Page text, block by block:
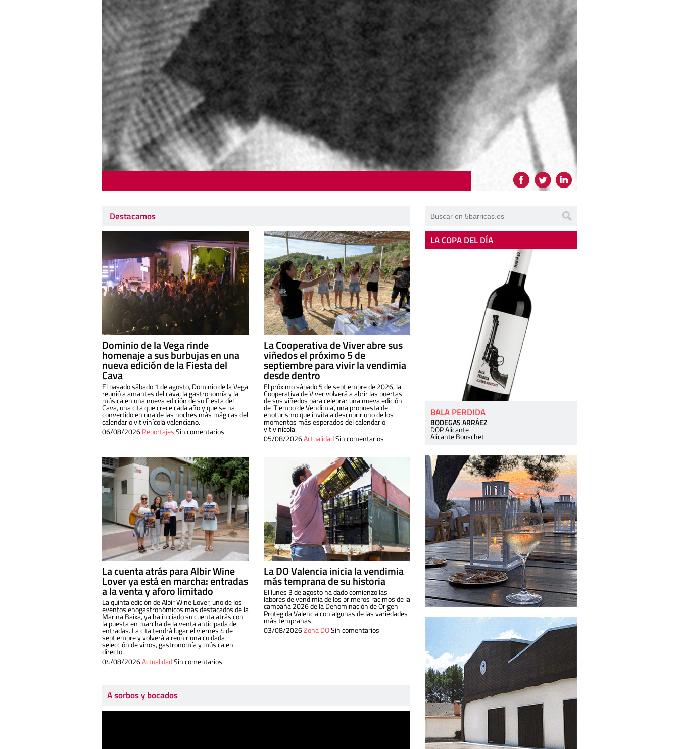
Destacamos
Dominio de la Vega rinde
homenaje a sus burbujas en una
nueva edición de la Fiesta del
Cava
El pasado sábado 1 de agosto, Dominio de la Vega
reunió a amantes del cava, la gastronomía y la
música en una nueva edición de su Fiesta del
Cava, una cita que crece cada año y que se ha
convertido en una de las noches más mágicas del
calendario vitivinícola valenciano.
06/08/2026ReportajesSin comentarios
La Cooperativa de Viver abre sus
viñedos el próximo 5 de
septiembre para vivir la vendimia
desde dentro
El próximo sábado 5 de septiembre de 2026, la
Cooperativa de Viver volverá a abrir las puertas
de sus viñedos para celebrar una nueva edición
de ‘Tiempo de Vendimia’, una propuesta de
enoturismo que invita a descubrir uno de los
momentos más esperados del calendario
vitivinícola.
05/08/2026ActualidadSin comentarios
La cuenta atrás para Albir Wine
Lover ya está en marcha: entradas
a la venta y aforo limitado
La quinta edición de Albir Wine Lover, uno de los
eventos enogastronómicos más destacados de la
Marina Baixa, ya ha iniciado su cuenta atrás con
la puesta en marcha de la venta anticipada de
entradas. La cita tendrá lugar el viernes 4 de
septiembre y volverá a reunir una cuidada
selección de vinos, gastronomía y música en
directo.
04/08/2026ActualidadSin comentarios
La DO Valencia inicia la vendimia
más temprana de su historia
El lunes 3 de agosto ha dado comienzo las
labores de vendimia de los primeros racimos de la
campaña 2026 de la Denominación de Origen
Protegida Valencia con algunas de las variedades
más tempranas.
03/08/2026Zona DOSin comentarios
A sorbos y bocados
LA COPA DEL DÍA
BALA PERDIDA
BODEGAS ARRÁEZ
DOP Alicante
Alicante Bouschet